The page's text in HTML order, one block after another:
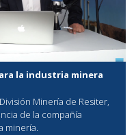
la industria minera
Minería de Resiter,
de la compañía
minería.